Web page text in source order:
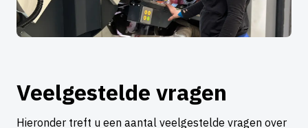
Veelgestelde vragen
Hieronder treft u een aantal veelgestelde vragen over